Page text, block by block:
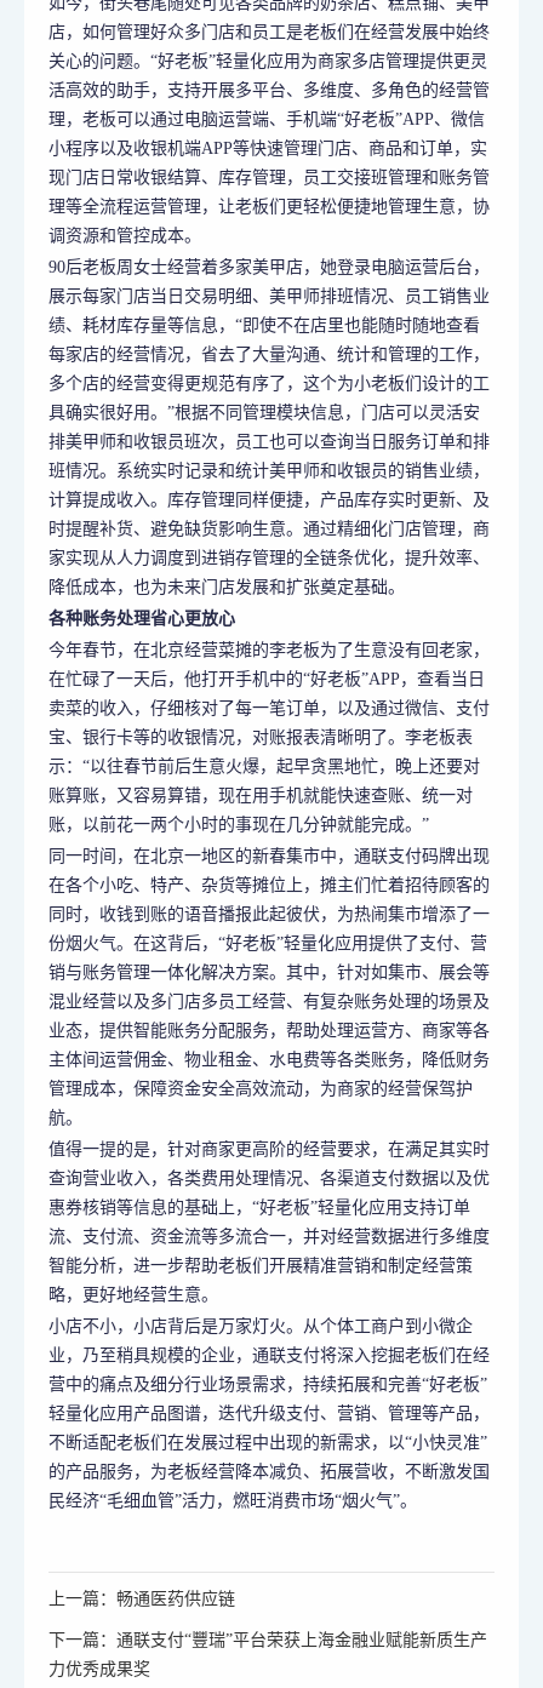
店，如何管理好众多门店和员工是老板们在经营发展中始终
关心的问题。“好老板”轻量化应用为商家多店管理提供更灵
活高效的助手，支持开展多平台、多维度、多角色的经营管
理，老板可以通过电脑运营端、手机端“好老板”APP、微信
小程序以及收银机端APP等快速管理门店、商品和订单，实
现门店日常收银结算、库存管理，员工交接班管理和账务管
理等全流程运营管理，让老板们更轻松便捷地管理生意，协
调资源和管控成本。
90后老板周女士经营着多家美甲店，她登录电脑运营后台，
展示每家门店当日交易明细、美甲师排班情况、员工销售业
绩、耗材库存量等信息，“即使不在店里也能随时随地查看
每家店的经营情况，省去了大量沟通、统计和管理的工作，
多个店的经营变得更规范有序了，这个为小老板们设计的工
具确实很好用。”根据不同管理模块信息，门店可以灵活安
排美甲师和收银员班次，员工也可以查询当日服务订单和排
班情况。系统实时记录和统计美甲师和收银员的销售业绩，
计算提成收入。库存管理同样便捷，产品库存实时更新、及
时提醒补货、避免缺货影响生意。通过精细化门店管理，商
家实现从人力调度到进销存管理的全链条优化，提升效率、
降低成本，也为未来门店发展和扩张奠定基础。
各种账务处理省心更放心
今年春节，在北京经营菜摊的李老板为了生意没有回老家，
在忙碌了一天后，他打开手机中的“好老板”APP，查看当日
卖菜的收入，仔细核对了每一笔订单，以及通过微信、支付
宝、银行卡等的收银情况，对账报表清晰明了。李老板表
示：“以往春节前后生意火爆，起早贪黑地忙，晚上还要对
账算账，又容易算错，现在用手机就能快速查账、统一对
账，以前花一两个小时的事现在几分钟就能完成。”
同一时间，在北京一地区的新春集市中，通联支付码牌出现
在各个小吃、特产、杂货等摊位上，摊主们忙着招待顾客的
同时，收钱到账的语音播报此起彼伏，为热闹集市增添了一
份烟火气。在这背后，“好老板”轻量化应用提供了支付、营
销与账务管理一体化解决方案。其中，针对如集市、展会等
混业经营以及多门店多员工经营、有复杂账务处理的场景及
业态，提供智能账务分配服务，帮助处理运营方、商家等各
主体间运营佣金、物业租金、水电费等各类账务，降低财务
管理成本，保障资金安全高效流动，为商家的经营保驾护
航。
值得一提的是，针对商家更高阶的经营要求，在满足其实时
查询营业收入，各类费用处理情况、各渠道支付数据以及优
惠券核销等信息的基础上，“好老板”轻量化应用支持订单
流、支付流、资金流等多流合一，并对经营数据进行多维度
智能分析，进一步帮助老板们开展精准营销和制定经营策
略，更好地经营生意。
小店不小，小店背后是万家灯火。从个体工商户到小微企
业，乃至稍具规模的企业，通联支付将深入挖掘老板们在经
营中的痛点及细分行业场景需求，持续拓展和完善“好老板”
轻量化应用产品图谱，迭代升级支付、营销、管理等产品，
不断适配老板们在发展过程中出现的新需求，以“小快灵准”
的产品服务，为老板经营降本减负、拓展营收，不断激发国
民经济“毛细血管”活力，燃旺消费市场“烟火气”。
上一篇：畅通医药供应链
下一篇：通联支付“豐瑞”平台荣获上海金融业赋能新质生产
力优秀成果奖